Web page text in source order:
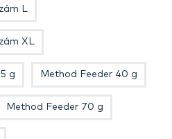
L
XL
g Method Feeder 40 g
Method Feeder 70 g